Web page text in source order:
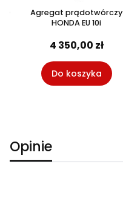
Agregat prądotwórczy
HONDA EU 10i
4 350,00 zł
Do koszyka
Opinie